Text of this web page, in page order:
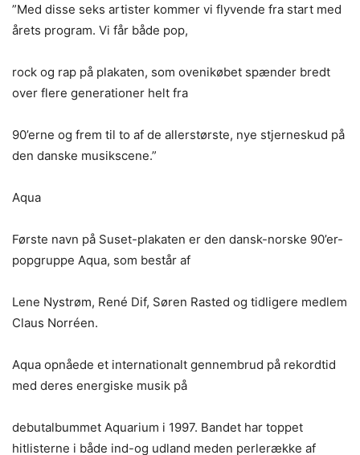
”Med disse seks artister kommer vi flyvende fra start med
årets program. Vi får både pop,
rock og rap på plakaten, som ovenikøbet spænder bredt
over flere generationer helt fra
90’erne og frem til to af de allerstørste, nye stjerneskud på
den danske musikscene.”
Aqua
Første navn på Suset-plakaten er den dansk-norske 90’er-
popgruppe Aqua, som består af
Lene Nystrøm, René Dif, Søren Rasted og tidligere medlem
Claus Norréen.
Aqua opnåede et internationalt gennembrud på rekordtid
med deres energiske musik på
debutalbummet Aquarium i 1997. Bandet har toppet
hitlisterne i både ind-og udland meden perlerække af